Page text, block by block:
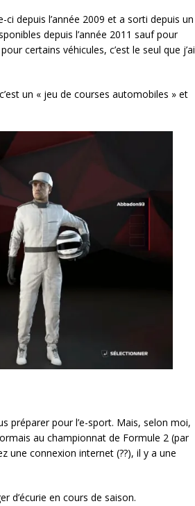
ci depuis l’année 2009 et a sorti depuis un
depuis l’année 2011 sauf pour
certains véhicules, c’est le seul que j’ai
un « jeu de courses automobiles » et
préparer pour l’e-sport. Mais, selon moi,
au championnat de Formule 2 (par
une connexion internet (??), il y a une
d’écurie en cours de saison.